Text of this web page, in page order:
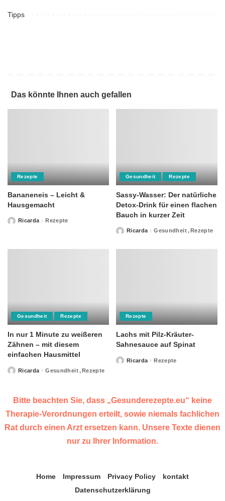
Tipps
Das könnte Ihnen auch gefallen
Rezepte
Bananeneis – Leicht &
Hausgemacht
PostedRicarda Rezepte
Gesundheit Rezepte
Sassy-Wasser: Der natürliche
Detox-Drink für einen flachen
Bauch in kurzer Zeit
PostedRicarda Gesundheit Rezepte
Gesundheit Rezepte
In nur 1 Minute zu weißeren
Zähnen – mit diesem
einfachen Hausmittel
PostedRicarda Gesundheit Rezepte
Rezepte
Lachs mit Pilz-Kräuter-
Sahnesauce auf Spinat
PostedRicarda Rezepte
Bitte beachten Sie, dass „Gesunderezepte.eu“ keine
Therapie-Verordnungen erteilt, sowie niemals fachlichen
Rat durch einen Arzt ersetzen kann. Unsere Texte dienen
nur zu Ihrer Information.
Home Impressum Privacy Policy
kontakt
Datenschutzerklärung